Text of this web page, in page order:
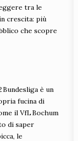
tra le
crescita: più
che scopre
è un
fucina di
il VfL Bochum
di saper
le